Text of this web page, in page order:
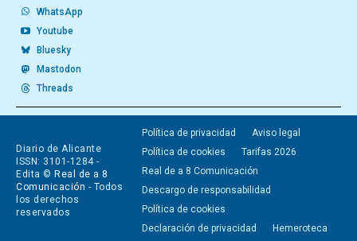
WhatsApp
Youtube
Bluesky
Mastodon
Threads
Diario de Alicante
ISSN: 3101-1284 -
Edita © Real de a 8
Comunicación - Todos
los derechos
reservados
Política de privacidad
Aviso legal
Política de cookies
Tarifas 2026
Real de a 8 Comunicación
Descargo de responsabilidad
Política de cookies
Declaración de privacidad
Hemeroteca